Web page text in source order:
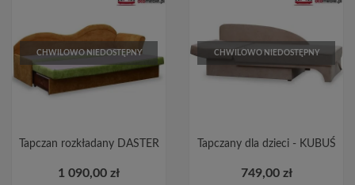
CHWILOWO NIEDOSTĘPNY
Tapczan rozkładany DASTER
1 090,00 zł
CHWILOWO NIEDOSTĘPNY
Tapczany dla dzieci - KUBUŚ
749,00 zł